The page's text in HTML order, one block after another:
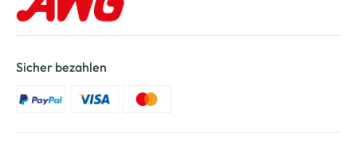
Sicher bezahlen